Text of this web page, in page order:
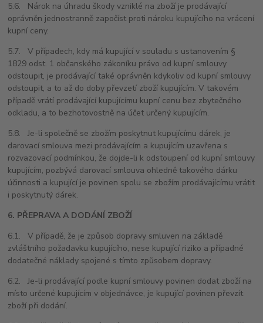
5.6. Nárok na úhradu škody vzniklé na zboží je prodávající
oprávněn jednostranně započíst proti nároku kupujícího na vrácení
kupní ceny.
5.7. V případech, kdy má kupující v souladu s ustanovením §
1829 odst. 1 občanského zákoníku právo od kupní smlouvy
odstoupit, je prodávající také oprávněn kdykoliv od kupní smlouvy
odstoupit, a to až do doby převzetí zboží kupujícím. V takovém
případě vrátí prodávající kupujícímu kupní cenu bez zbytečného
odkladu, a to bezhotovostně na účet určený kupujícím.
5.8. Je-li společně se zbožím poskytnut kupujícímu dárek, je
darovací smlouva mezi prodávajícím a kupujícím uzavřena s
rozvazovací podmínkou, že dojde-li k odstoupení od kupní smlouvy
kupujícím, pozbývá darovací smlouva ohledně takového dárku
účinnosti a kupující je povinen spolu se zbožím prodávajícímu vrátit
i poskytnutý dárek.
6. PŘEPRAVA A DODÁNÍ ZBOŽÍ
6.1. V případě, že je způsob dopravy smluven na základě
zvláštního požadavku kupujícího, nese kupující riziko a případné
dodatečné náklady spojené s tímto způsobem dopravy.
6.2. Je-li prodávající podle kupní smlouvy povinen dodat zboží na
místo určené kupujícím v objednávce, je kupující povinen převzít
zboží při dodání.